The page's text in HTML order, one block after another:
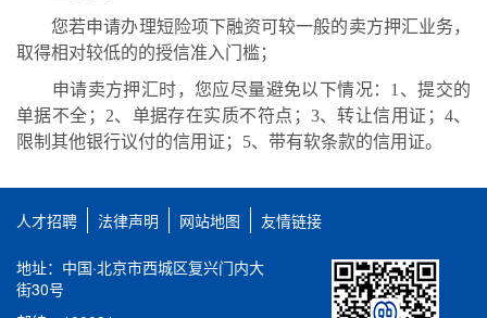
您若申请办理短险项下融资可较一般的卖方押汇业务，
取得相对较低的的授信准入门槛；
申请卖方押汇时，您应尽量避免以下情况：1、提交的
单据不全；2、单据存在实质不符点；3、转让信用证；4、
限制其他银行议付的信用证；5、带有软条款的信用证。
人才招聘 法律声明 网站地图 友情链接
地址：中国·北京市西城区复兴门内大
街30号